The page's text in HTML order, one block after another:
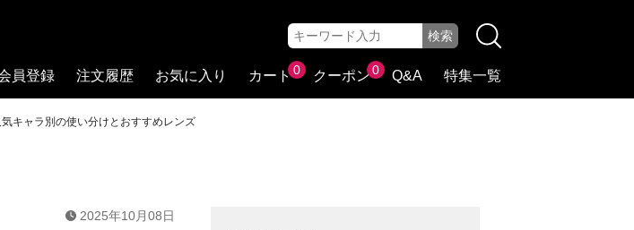
気キャラ別の使い分けとおすすめレンズ
2025年10月08日
員登録 注文履歴 お気に入り カート0 クーポン0 Q&A 特集一覧